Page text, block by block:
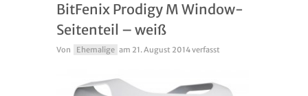
BitFenix Prodigy M Window-
Seitenteil – weiß
Von Ehemalige am 21. August 2014verfasst